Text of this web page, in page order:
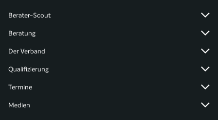
Berater-Scout
Beratung
Der Verband
Qualifizierung
Termine
Medien